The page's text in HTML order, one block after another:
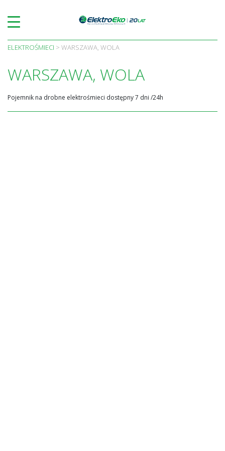
content
ELEKTROŚMIECI > WARSZAWA, WOLA
WARSZAWA, WOLA
Pojemnik na drobne elektrośmieci dostępny 7 dni /24h